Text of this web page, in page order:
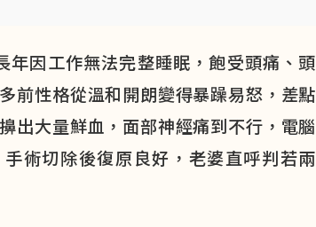
年因工作無法完整睡眠，飽受頭痛、頭
前性格從溫和開朗變得暴躁易怒，差點
出大量鮮血，面部神經痛到不行，電腦
術切除後復原良好，老婆直呼判若兩